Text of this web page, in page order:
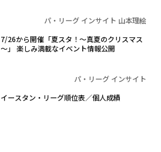
パ・リーグ インサイト 山本理絵
7/26から開催「夏スタ！～真夏のクリスマス
～」 楽しみ満載なイベント情報公開
パ・リーグ インサイト
イースタン・リーグ順位表／個人成績